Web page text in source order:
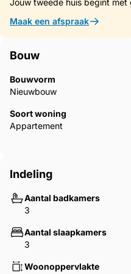
opslagruimte voor je auto en
temperaturen in je auto, zowel
zomerdagen. Een personenlift
bestuurders van elektrische
gemakkelijk en comfortabel kunt
luchtwarmtepompsysteem met
Een totaal van 146 m²
totale oppervlakte van 32 m²
slaapkamers, waarvan de 2
met een eigen kleedkamer en
kamer is ideaal als
De grote leefruimte is een
Jouw tweede huis begint met
Maak een afspraak
Bouw
Bouwvorm
Nieuwbouw
Soort woning
Appartement
Indeling
Aantal badkamers
3
Aantal slaapkamers
3
Woonoppervlakte